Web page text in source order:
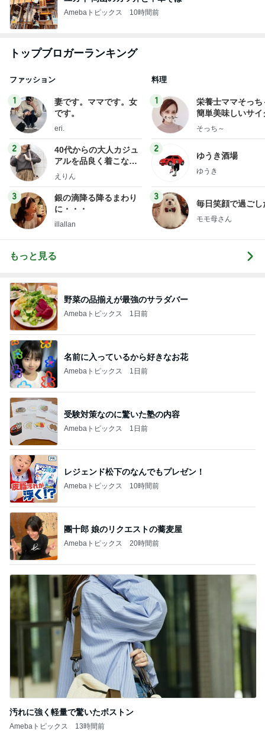
Amebaトピックス 10時間前
トップブロガーランキング
ファッション
1
妻です。ママです。女
です。
eri.
2
40代からの大人カジュ
アルを品良く着こなす
ファッションブログ
えりん
3
銀の滴降る降るまわり
に・・・
illallan
料理
1
栄養士ママそっち
簡単美味しいサイ
献立
そっち～
2
ゆうき酒場
ゆうき
3
毎日笑顔で過ごし
モモ母さん
もっと見る
野菜の品揃えが最強のサラダバー
Amebaトピックス 1日前
名前に入っているから好きなお花
Amebaトピックス 1日前
受験対策なのに驚いた塾の内容
Amebaトピックス 1日前
レジェンド松下のなんでもプレゼン！
Amebaトピックス 10時間前
團十郎 娘のリクエストの蕎麦屋
Amebaトピックス 20時間前
汚れに強く軽量で驚いたボストン
Amebaトピックス 13時間前